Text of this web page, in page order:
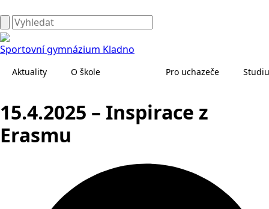
Sportovní gymnázium Kladno
Aktuality O škole Pro uchazeče
15.4.2025 – Inspirace z
Erasmu